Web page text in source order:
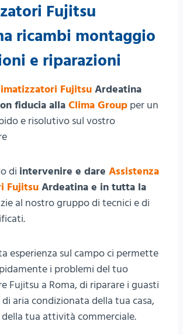
Fujitsu
ricambi montaggio
e riparazioni
Fujitsu Ardeatina
fiducia alla Clima Group per un
e risolutivo sul vostro
di intervenire e dare Assistenza
Fujitsu Ardeatina e in tutta la
al nostro gruppo di tecnici e di
esperienza sul campo ci permette
i problemi del tuo
Fujitsu a Roma, di riparare i guasti
aria condizionata della tua casa,
tua attività commerciale.